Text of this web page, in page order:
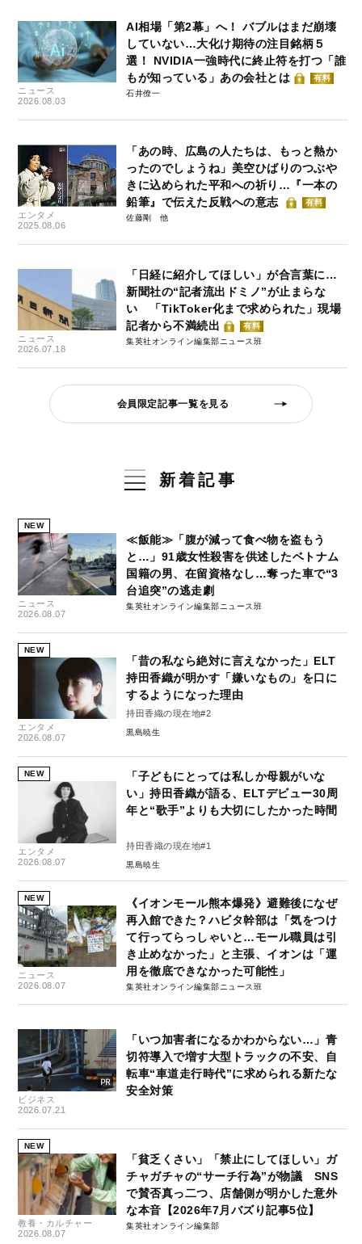
ニュース
2026.08.03
AI相場「第2幕」へ！ バブルはまだ崩壊
していない…大化け期待の注目銘柄５
選！ NVIDIA一強時代に終止符を打つ「誰
もが知っている」あの会社とは
有料
石井僚一
エンタメ
2025.08.06
「あの時、広島の人たちは、もっと熱か
ったのでしょうね」美空ひばりのつぶや
きに込められた平和への祈り…『一本の
鉛筆』で伝えた反戦への意志
有料
佐藤剛
ニュース
2026.07.18
「日経に紹介してほしい」が合言葉に…
新聞社の“記者流出ドミノ”が止まらな
い 「TikToker化まで求められた」現場
記者から不満続出
有料
集英社オンライン編集部ニュース班
会員限定記事一覧を見る
新着記事
NEW
ニュース
2026.08.07
≪飯能≫「腹が減って食べ物を盗もう
と…」91歳女性殺害を供述したベトナム
国籍の男、在留資格なし…奪った車で“3
台追突”の逃走劇
集英社オンライン編集部ニュース班
NEW
エンタメ
2026.08.07
「昔の私なら絶対に言えなかった」ELT
持田香織が明かす「嫌いなもの」を口に
するようになった理由
持田香織の現在地#2
黒島暁生
NEW
エンタメ
2026.08.07
「子どもにとっては私しか母親がいな
い」持田香織が語る、ELTデビュー30周
年と“歌手”よりも大切にしたかった時間
持田香織の現在地#1
黒島暁生
NEW
ニュース
2026.08.07
《イオンモール熊本爆発》避難後になぜ
再入館できた？ハビタ幹部は「気をつけ
て行ってらっしゃいと…モール職員は引
き止めなかった」と主張、イオンは「運
用を徹底できなかった可能性」
集英社オンライン編集部ニュース班
ビジネス
2026.07.21
「いつ加害者になるかわからない…」青
切符導入で増す大型トラックの不安、自
転車“車道走行時代”に求められる新たな
安全対策
NEW
教養・カルチャー
2026.08.07
「貧乏くさい」「禁止にしてほしい」ガ
チャガチャの“サーチ行為”が物議 SNS
で賛否真っ二つ、店舗側が明かした意外
な本音【2026年7月バズり記事5位】
集英社オンライン編集部